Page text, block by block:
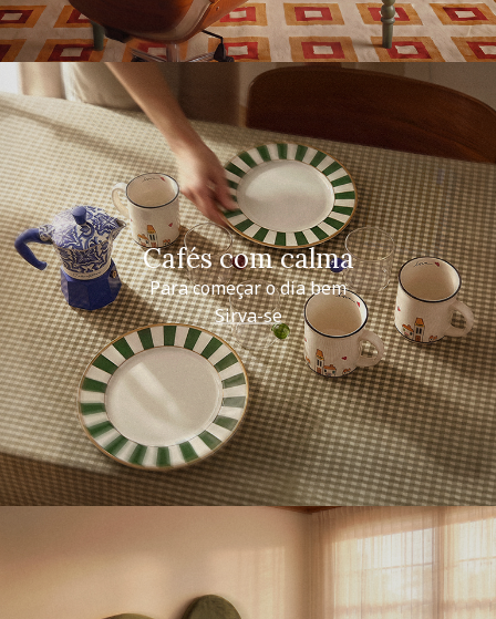
Cafés com calma
Para começar o dia bem
Sirva-se